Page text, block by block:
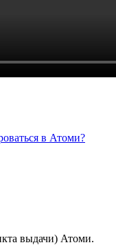
в Атоми?
выдачи) Атоми.